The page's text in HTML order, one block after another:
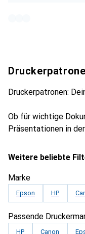
Druckerpatrone
Druckerpatronen:
Ob für wichtige
Präsentationen in
Weitere beliebte
Marke
Epson HP
Passende
HP Canon